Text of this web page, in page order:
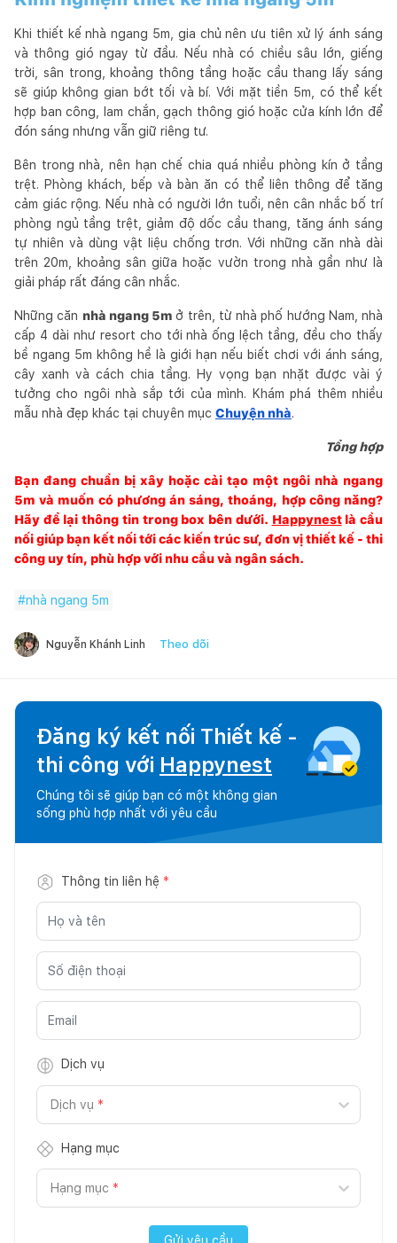
Khi thiết kế nhà ngang 5m, gia chủ nên ưu tiên xử lý ánh sáng
và thông gió ngay từ đầu. Nếu nhà có chiều sâu lớn, giếng
trời, sân trong, khoảng thông tầng hoặc cầu thang lấy sáng
sẽ giúp không gian bớt tối và bí. Với mặt tiền 5m, có thể kết
hợp ban công, lam chắn, gạch thông gió hoặc cửa kính lớn để
đón sáng nhưng vẫn giữ riêng tư.
Bên trong nhà, nên hạn chế chia quá nhiều phòng kín ở tầng
trệt. Phòng khách, bếp và bàn ăn có thể liên thông để tăng
cảm giác rộng. Nếu nhà có người lớn tuổi, nên cân nhắc bố trí
phòng ngủ tầng trệt, giảm độ dốc cầu thang, tăng ánh sáng
tự nhiên và dùng vật liệu chống trơn. Với những căn nhà dài
trên 20m, khoảng sân giữa hoặc vườn trong nhà gần như là
giải pháp rất đáng cân nhắc.
Những căn nhà ngang 5mở trên, từ nhà phố hướng Nam, nhà
cấp 4 dài như resort cho tới nhà ống lệch tầng, đều cho thấy
bề ngang 5m không hề là giới hạn nếu biết chơi với ánh sáng,
cây xanh và cách chia tầng. Hy vọng bạn nhặt được vài ý
tưởng cho ngôi nhà sắp tới của mình. Khám phá thêm nhiều
mẫu nhà đẹp khác tại chuyên mục Chuyện nhà.
Tổng hợp
Bạn đang chuẩn bị xây hoặc cải tạo một ngôi nhà ngang
5m và muốn có phương án sáng, thoáng, hợp công năng?
Hãy để lại thông tin trong box bên dưới. Happynestlà cầu
nối giúp bạn kết nối tới các kiến trúc sư, đơn vị thiết kế - thi
công uy tín, phù hợp với nhu cầu và ngân sách.
#nhà ngang 5m
Nguyễn Khánh Linh Theo dõi
Đăng ký kết nối Thiết kế -
thi công với Happynest
Chúng tôi sẽ giúp bạn có một không gian
sống phù hợp nhất với yêu cầu
Thông tin liên hệ *
Dịch vụ
Dịch vụ *
Hạng mục
Hạng mục *